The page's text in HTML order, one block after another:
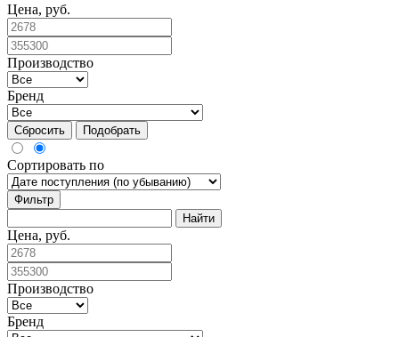
Цена, руб.
Производство
Бренд
Сбросить Подобрать
Сортировать по
Фильтр
Цена, руб.
Производство
Бренд